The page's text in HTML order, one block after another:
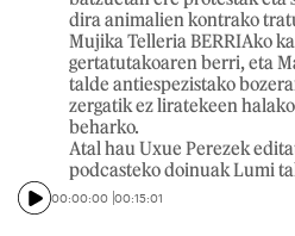
dira animalien kontrako
Mujika Telleria BERRIAko
gertatutakoaren berri, eta
talde antiespezistako
zergatik ez liratekeen
beharko.
Atal hau Uxue Perezek
podcasteko doinuak Lumi
00:00:00 00:15:01